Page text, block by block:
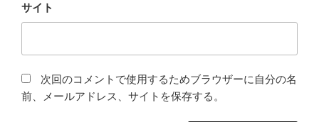
サイト
次回のコメントで使用するためブラウザーに自分の名
前、メールアドレス、サイトを保存する。